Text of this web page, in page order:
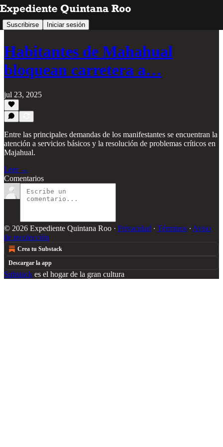
Suscribirse Iniciar sesión
Habitantes de Mahahual
bloquean carretera a…
jul 23, 2025
Entre las principales demandas de los manifestantes se encuentran la
atención a servicios básicos y la resolución de problemas críticos en
Majahual.
Leer →
Comentarios
© 2026 Expediente Quintana Roo · Privacidad ∙ Términos ∙ Aviso
de recolección
Crea tu Substack
Descargar la app
Substack es el hogar de la gran cultura